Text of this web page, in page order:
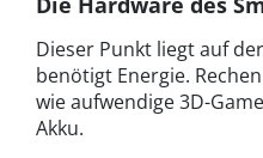
Dieser Punkt liegt auf
benötigt Energie.
wie aufwendige 3D-
Akku.